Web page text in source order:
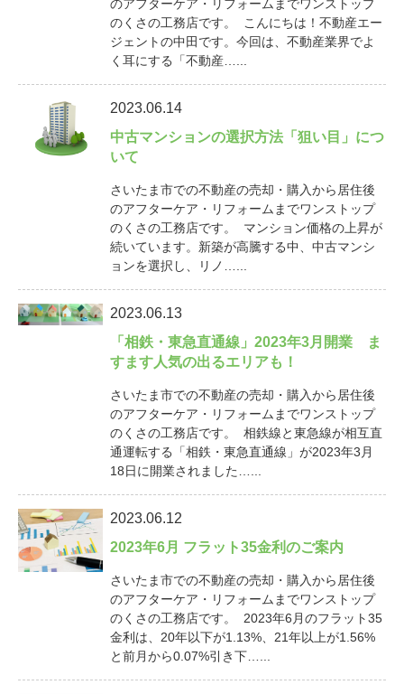
のアフターケア・リフォームまでワンストップ
のくさの工務店です。 こんにちは！不動産エー
ジェントの中田です。今回は、不動産業界でよ
く耳にする「不動産…...
2023.06.14
中古マンションの選択方法「狙い目」につ
いて
さいたま市での不動産の売却・購入から居住後
のアフターケア・リフォームまでワンストップ
のくさの工務店です。 マンション価格の上昇が
続いています。新築が高騰する中、中古マンシ
ョンを選択し、リノ…...
2023.06.13
「相鉄・東急直通線」2023年3月開業 ま
すます人気の出るエリアも！
さいたま市での不動産の売却・購入から居住後
のアフターケア・リフォームまでワンストップ
のくさの工務店です。 相鉄線と東急線が相互直
通運転する「相鉄・東急直通線」が2023年3月
18日に開業されました…...
2023.06.12
2023年6月 フラット35金利のご案内
さいたま市での不動産の売却・購入から居住後
のアフターケア・リフォームまでワンストップ
のくさの工務店です。 2023年6月のフラット35
金利は、20年以下が1.13%、21年以上が1.56%
と前月から0.07%引き下…...